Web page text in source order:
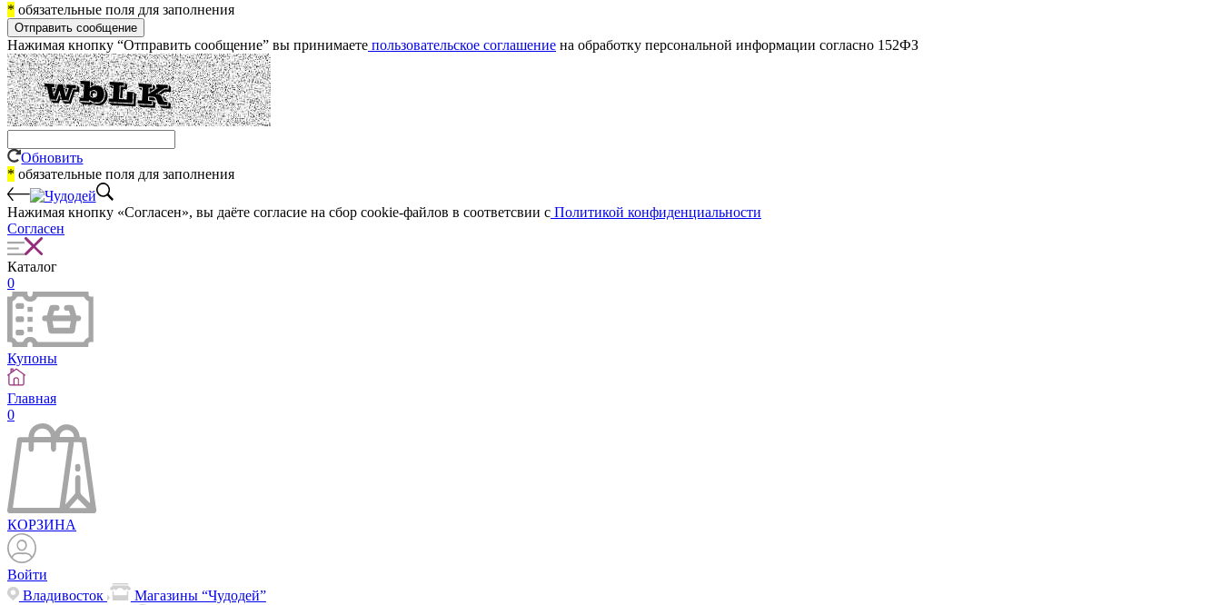
* обязательные поля для заполнения
Отправить сообщение
Нажимая кнопку “Отправить сообщение” вы принимаете пользовательское соглашение на обработку персональной информации согласно 152ФЗ
Обновить
* обязательные поля для заполнения
Нажимая кнопку «Согласен», вы даёте cогласие на сбор cookie-файлов в соответсвии с Политикой конфиденциальности
Согласен
Каталог
0
Купоны
Главная
0
КОРЗИНА
Войти
Владивосток
Магазины “Чудодей”